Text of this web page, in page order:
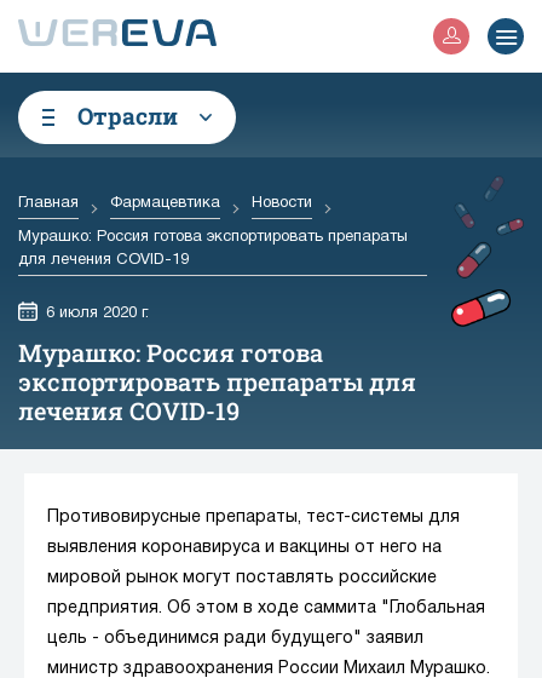
Отрасли
Главная Фармацевтика Новости
Мурашко: Россия готова экспортировать препараты
для лечения COVID-19
6 июля 2020 г.
Мурашко: Россия готова
экспортировать препараты для
лечения COVID-19
Противовирусные препараты, тест-системы для
выявления коронавируса и вакцины от него на
мировой рынок могут поставлять российские
предприятия. Об этом в ходе саммита "Глобальная
цель - объединимся ради будущего" заявил
министр здравоохранения России Михаил Мурашко.